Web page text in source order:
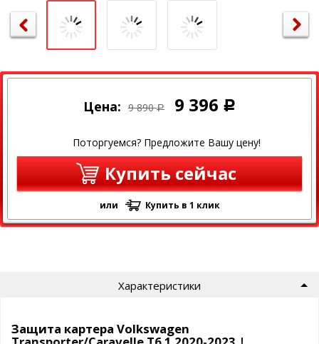
Цена: 9 890 Р 9 396 Р
Поторгуемся? Предложите Вашу цену!
Купить сейчас
или Купить в 1 клик
Характеристики
Защита картера Volkswagen